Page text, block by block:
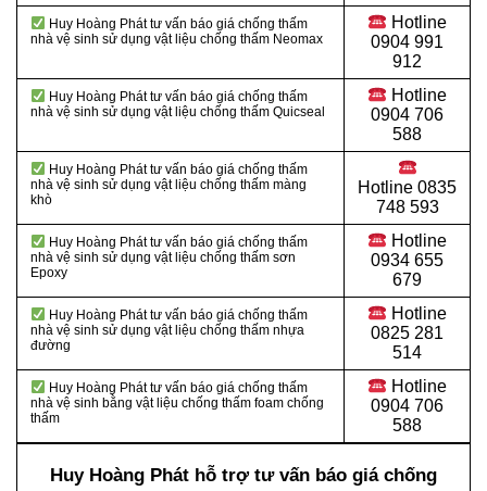
Huy Hoàng Phát tư vấn báo giá chống thấm
nhà vệ sinh sử dụng vật liệu chống thấm Neomax
Hotline
0904 991
912
Huy Hoàng Phát tư vấn báo giá chống thấm
nhà vệ sinh sử dụng vật liệu chống thấm Quicseal
Hotline
0904 706
588
Huy Hoàng Phát tư vấn báo giá chống thấm
nhà vệ sinh sử dụng vật liệu chống thấm màng
khò
Hotline 0835
748 593
Huy Hoàng Phát tư vấn báo giá chống thấm
nhà vệ sinh sử dụng vật liệu chống thấm sơn
Epoxy
Hotline
0934 655
679
Huy Hoàng Phát tư vấn báo giá chống thấm
nhà vệ sinh sử dụng vật liệu chống thấm nhựa
đường
Hotline
0825 281
514
Huy Hoàng Phát tư vấn báo giá chống thấm
nhà vệ sinh bằng vật liệu chống thấm foam chống
thấm
Hotline
0904 706
588
Huy Hoàng Phát hỗ trợ tư vấn báo giá chống